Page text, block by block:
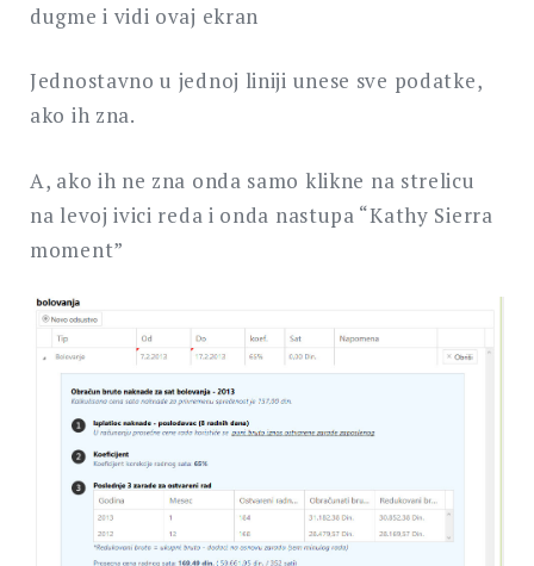
dugme i vidi ovaj ekran
Jednostavno u jednoj liniji unese sve podatke,
ako ih zna.
A, ako ih ne zna onda samo klikne na strelicu
na levoj ivici reda i onda nastupa “Kathy Sierra
moment”